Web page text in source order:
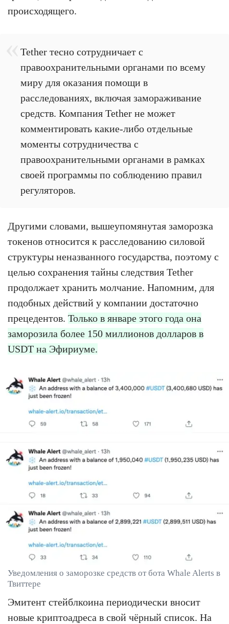
происходящего.
Tether тесно сотрудничает с
правоохранительными органами по всему
миру для оказания помощи в
расследованиях, включая замораживание
средств. Компания Tether не может
комментировать какие-либо отдельные
моменты сотрудничества с
правоохранительными органами в рамках
своей программы по соблюдению правил
регуляторов.
Другими словами, вышеупомянутая заморозка
токенов относится к расследованию силовой
структуры неназванного государства, поэтому с
целью сохранения тайны следствия Tether
продолжает хранить молчание. Напомним, для
подобных действий у компании достаточно
прецедентов. Только в январе этого года она
заморозила более 150 миллионов долларов в
USDT на Эфириуме.
Уведомления о заморозке средств от бота Whale Alerts в
Твиттере
Эмитент стейблкоина периодически вносит
новые криптоадреса в свой чёрный список. На